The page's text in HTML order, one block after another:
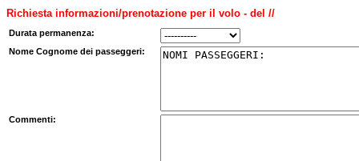
Richiesta informazioni/prenotazione per il volo - del //
Durata permanenza:
Nome Cognome dei passeggeri:
Commenti: